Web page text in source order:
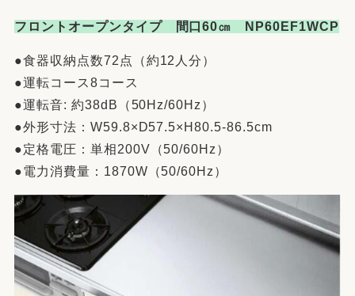
フロントオープンタイプ 間口60㎝ NP60EF1WCP
●食器収納点数72点（約12人分）
●運転コース8コース
●運転音: 約38dB（50Hz/60Hz）
●外形寸法：W59.8×D57.5×H80.5-86.5cm
●定格電圧：単相200V（50/60Hz）
●電力消費量：1870W（50/60Hz）